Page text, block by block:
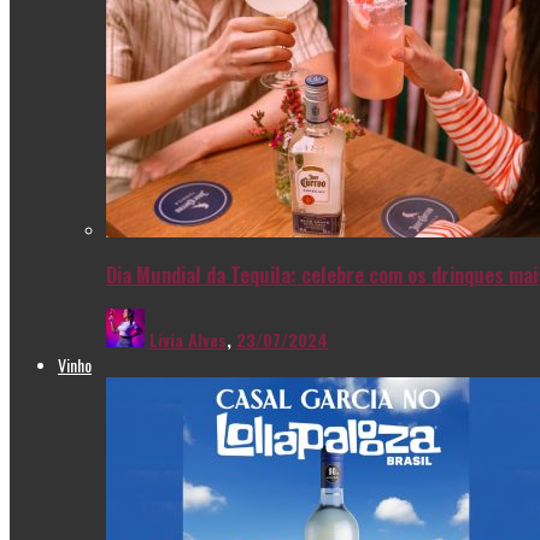
Dia Mundial da Tequila: celebre com os drinques
Livia Alves, 23/07/2024
Vinho